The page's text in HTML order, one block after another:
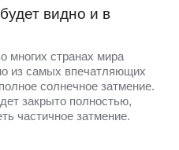
видно и в
многих странах мира
из самых впечатляющих
солнечное затмение.
закрыто полностью,
частичное затмение.